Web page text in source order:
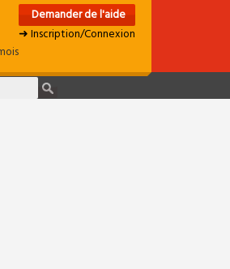
Demander de l'aide
➜ Inscription/Connexion